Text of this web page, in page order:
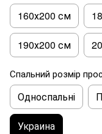
160х200 см
190х200 см
Спальний розмір
Односпальні
Украина